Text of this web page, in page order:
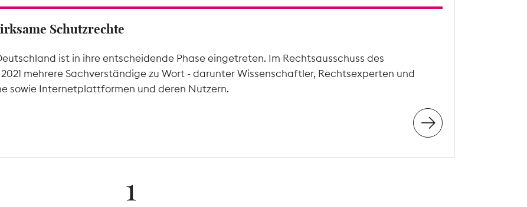
Schutzrechte
ist in ihre entscheidende Phase eingetreten. Im Rechtsausschuss des
mehrere Sachverständige zu Wort - darunter Wissenschaftler, Rechtsexperten und
sowie Internetplattformen und deren Nutzern.
1